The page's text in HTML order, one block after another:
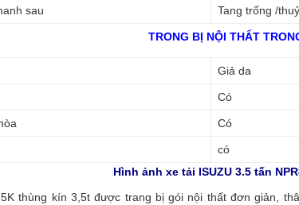
sau Tang trống /
TRONG BỊ NỘI THẤT
Giả da
Có
Có
có
Hình ảnh xe tải ISUZU 3.5 tấn
thùng kín 3,5t được trang bị gói nội thất đơn giản,